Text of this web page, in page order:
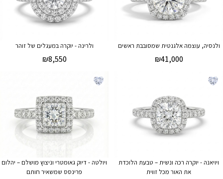
ולנסיה, עוצמה אלגנטית שמסובבת ראשים
₪41,000
ולרינה - יוקרה במעגלים של זוהר
₪8,550
ויויאנה - יוקרה רכה ונשית – טבעת הלוכדת
את האור מכל זווית
ויולטה - דיוק גאומטרי וניצוץ מושלם – יהלום
פרינסס שמשאיר חותם